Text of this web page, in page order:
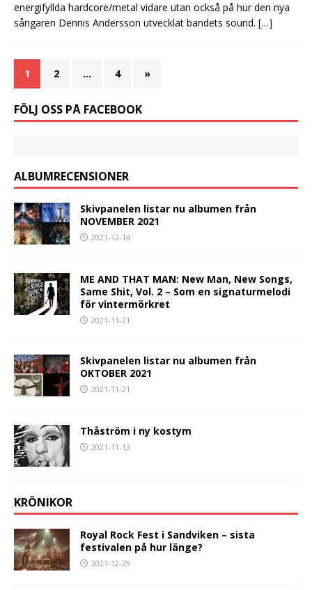
energifyllda hardcore/metal vidare utan också på hur den nya
sångaren Dennis Andersson utvecklat bandets sound. […]
1 2 … 4 »
FÖLJ OSS PÅ FACEBOOK
ALBUMRECENSIONER
Skivpanelen listar nu albumen från
NOVEMBER 2021
2021-12-14
ME AND THAT MAN: New Man, New Songs,
Same Shit, Vol. 2 – Som en signaturmelodi
för vintermörkret
2021-11-21
Skivpanelen listar nu albumen från
OKTOBER 2021
2021-11-21
Thåström i ny kostym
2021-11-13
KRÖNIKOR
Royal Rock Fest i Sandviken – sista
festivalen på hur länge?
2021-12-29